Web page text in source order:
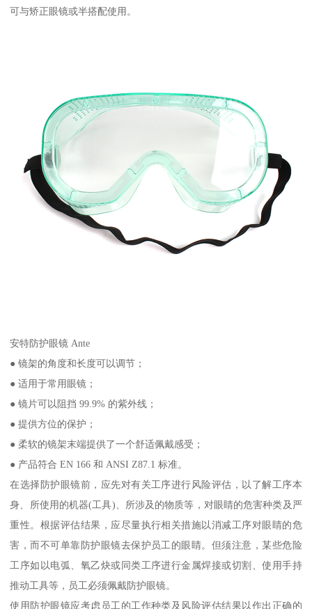
可与矫正眼镜或半搭配使用。
安特防护眼镜 Ante
● 镜架的角度和长度可以调节；
● 适用于常用眼镜；
● 镜片可以阻挡 99.9% 的紫外线；
● 提供方位的保护；
● 柔软的镜架末端提供了一个舒适佩戴感受；
● 产品符合 EN 166 和 ANSI Z87.1 标准。
在选择防护眼镜前，应先对有关工序进行风险评估，以了解工序本
身、所使用的机器(工具)、所涉及的物质等，对眼睛的危害种类及严
重性。根据评估结果，应尽量执行相关措施以消减工序对眼睛的危
害，而不可单靠防护眼镜去保护员工的眼睛。但须注意，某些危险
工序如以电弧、氧乙炔或同类工序进行金属焊接或切割、使用手持
推动工具等，员工必须佩戴防护眼镜。
使用防护眼镜应考虑员工的工作种类及风险评估结果以作出正确的